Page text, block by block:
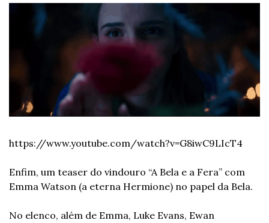
https://www.youtube.com/watch?v=G8iwC9LIcT4
Enfim, um teaser do vindouro “A Bela e a Fera” com
Emma Watson (a eterna Hermione) no papel da Bela.
No elenco, além de Emma, Luke Evans, Ewan